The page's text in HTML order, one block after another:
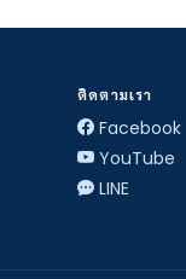
ติดตามเรา
Facebook
YouTube
LINE